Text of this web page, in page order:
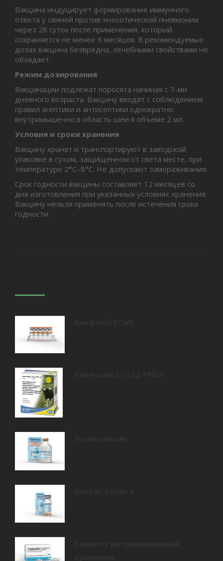
Вакцина индуцирует формирование иммунного
ответа у свиней против энзоотической пневмонии
через 28 суток после применения, который
сохраняется не менее 6 месяцев. В рекомендуемых
дозах вакцина безвредна, лечебными свойствами не
обладает.
Режим дозирования
Вакцинации подлежат поросята начиная с 7-ми
дневного возраста. Вакцину вводят с соблюдением
правил асептики и антисептики однократно
внутримышечно в область шеи в объеме 2 мл.
Условия и сроки хранения
Вакцину хранят и транспортируют в заводской
упаковке в сухом, защищенном от света месте, при
температуре 2°С–8°С. Не допускают замораживания.
Срок годности вакцины составляет 12 месяцев со
дня изготовления при указанных условиях хранения.
Вакцину нельзя применять после истечения срока
годности.